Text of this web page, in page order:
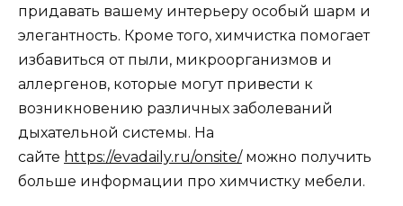
придавать вашему интерьеру особый шарм и
элегантность. Кроме того, химчистка помогает
избавиться от пыли, микроорганизмов и
аллергенов, которые могут привести к
возникновению различных заболеваний
дыхательной системы. На
сайте https://evadaily.ru/onsite/можно получить
больше информации про химчистку мебели.